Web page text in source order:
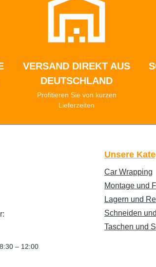
VERSAND DIREKT AUS
DEUTSCHLAND
Profitieren Sie von kurzen
Lieferzeiten
– 12:00
Unsere
Car Wrapping
Montage und
Lagern und
Schneiden
Taschen und